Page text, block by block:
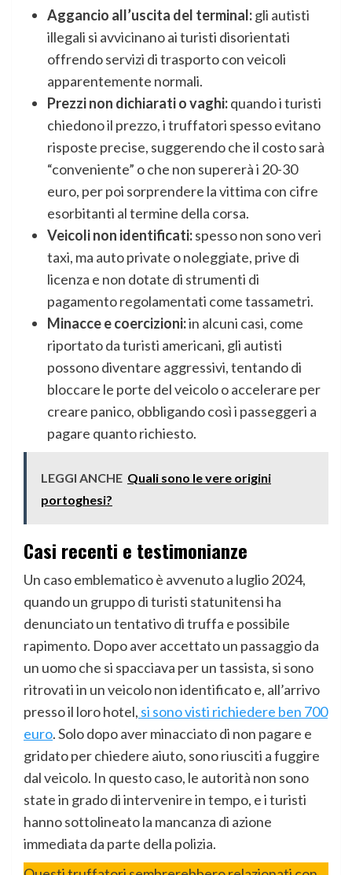
Aggancio all’uscita del terminal:gli autisti
illegali si avvicinano ai turisti disorientati
offrendo servizi di trasporto con veicoli
apparentemente normali.
Prezzi non dichiarati o vaghi:quando i turisti
chiedono il prezzo, i truffatori spesso evitano
risposte precise, suggerendo che il costo sarà
“conveniente” o che non supererà i 20-30
euro, per poi sorprendere la vittima con cifre
esorbitanti al termine della corsa.
Veicoli non identificati:spesso non sono veri
taxi, ma auto private o noleggiate, prive di
licenza e non dotate di strumenti di
pagamento regolamentati come tassametri.
Minacce e coercizioni:in alcuni casi, come
riportato da turisti americani, gli autisti
possono diventare aggressivi, tentando di
bloccare le porte del veicolo o accelerare per
creare panico, obbligando così i passeggeri a
pagare quanto richiesto.
LEGGI ANCHE Quali sono le vere origini
portoghesi?
Casi recenti e testimonianze
Un caso emblematico è avvenuto a luglio 2024,
quando un gruppo di turisti statunitensi ha
denunciato un tentativo di truffa e possibile
rapimento. Dopo aver accettato un passaggio da
un uomo che si spacciava per un tassista, si sono
ritrovati in un veicolo non identificato e, all’arrivo
presso il loro hotel, si sono visti richiedere ben 700
euro. Solo dopo aver minacciato di non pagare e
gridato per chiedere aiuto, sono riusciti a fuggire
dal veicolo. In questo caso, le autorità non sono
state in grado di intervenire in tempo, e i turisti
hanno sottolineato la mancanza di azione
immediata da parte della polizia.